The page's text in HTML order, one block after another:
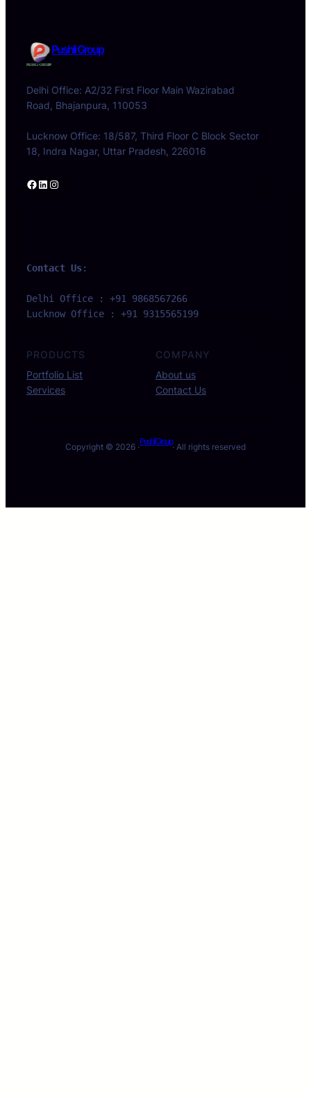
Pushli Group
Delhi Office: A2/32 First Floor Main Wazirabad
Road, Bhajanpura, 110053
Lucknow Office: 18/587, Third Floor C Block Sector
18, Indra Nagar, Uttar Pradesh, 226016
Facebook LinkedIn Instagram
Contact Us:
Delhi Office : +91 9868567266
Lucknow Office : +91 9315565199
PRODUCTS
Portfolio List
Services
COMPANY
About us
Contact Us
Copyright © 2026 ·
Pushli Group
· All rights reserved